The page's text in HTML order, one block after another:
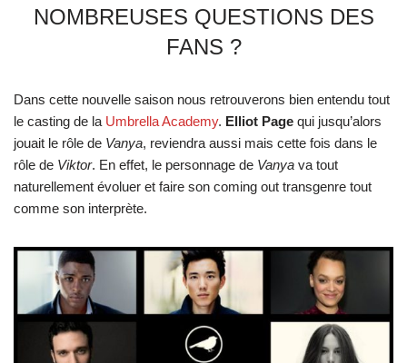
NOMBREUSES QUESTIONS DES
FANS ?
Dans cette nouvelle saison nous retrouverons bien entendu tout
le casting de la Umbrella Academy. Elliot Page qui jusqu’alors
jouait le rôle de Vanya, reviendra aussi mais cette fois dans le
rôle de Viktor. En effet, le personnage de Vanya va tout
naturellement évoluer et faire son coming out transgenre tout
comme son interprète.